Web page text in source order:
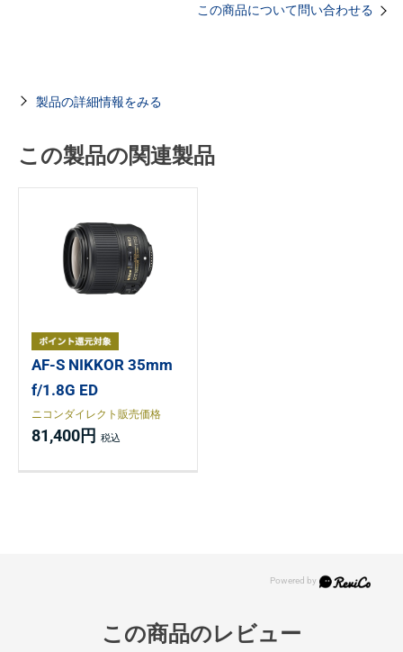
この商品について問い合わせる
製品の詳細情報をみる
この製品の関連製品
AF-S NIKKOR 35mm
f/1.8G ED
ニコンダイレクト販売価格
81,400円